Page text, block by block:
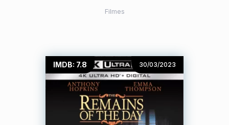
Filmes
IMDB: 7.8 30/03/2023